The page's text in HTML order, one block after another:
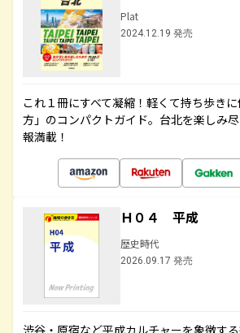
Plat
2024.12.19 発売
これ１冊にすべて凝縮！軽くて持ち歩き
方」のコンパクトガイド。台北を楽しみ
報満載！
Ｈ０４ 平成
歴史時代
2026.09.17 発売
渋谷・原宿など平成カルチャーを象徴す